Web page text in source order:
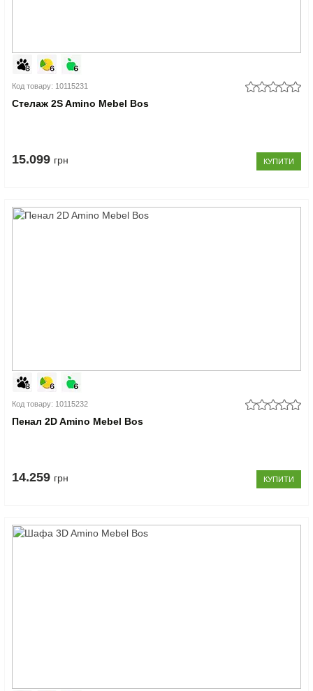
Код товару: 10115231
Стелаж 2S Amino Mebel Bos
15.099 грн КУПИТИ
Код товару: 10115232
Пенал 2D Amino Mebel Bos
14.259 грн КУПИТИ